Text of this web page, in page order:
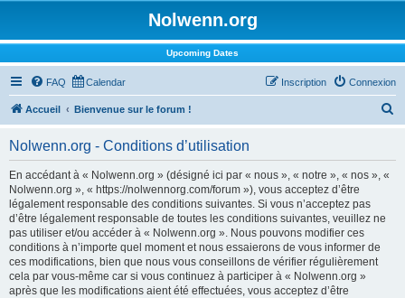
Nolwenn.org
Upcoming Dates
FAQ Calendar Connexion
Inscription
Accueil Bienvenue sur le forum !
Nolwenn.org - Conditions d’utilisation
En accédant à « Nolwenn.org » (désigné ici par « nous », « notre », « nos », «
Nolwenn.org », « https://nolwennorg.com/forum »), vous acceptez d’être
légalement responsable des conditions suivantes. Si vous n’acceptez pas
d’être légalement responsable de toutes les conditions suivantes, veuillez ne
pas utiliser et/ou accéder à « Nolwenn.org ». Nous pouvons modifier ces
conditions à n’importe quel moment et nous essaierons de vous informer de
ces modifications, bien que nous vous conseillons de vérifier régulièrement
cela par vous-même car si vous continuez à participer à « Nolwenn.org »
après que les modifications aient été effectuées, vous acceptez d’être